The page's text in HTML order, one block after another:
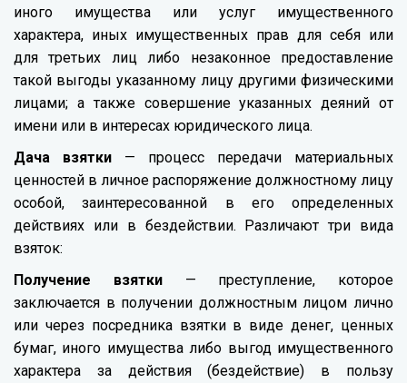
иного имущества или услуг имущественного
характера, иных имущественных прав для себя или
для третьих лиц либо незаконное предоставление
такой выгоды указанному лицу другими физическими
лицами; а также совершение указанных деяний от
имени или в интересах юридического лица.
Дача взятки — процесс передачи материальных
ценностей в личное распоряжение должностному лицу
особой, заинтересованной в его определенных
действиях или в бездействии. Различают три вида
взяток:
Получение взятки— преступление, которое
заключается в получении должностным лицом лично
или через посредника взятки в виде денег, ценных
бумаг, иного имущества либо выгод имущественного
характера за действия (бездействие) в пользу